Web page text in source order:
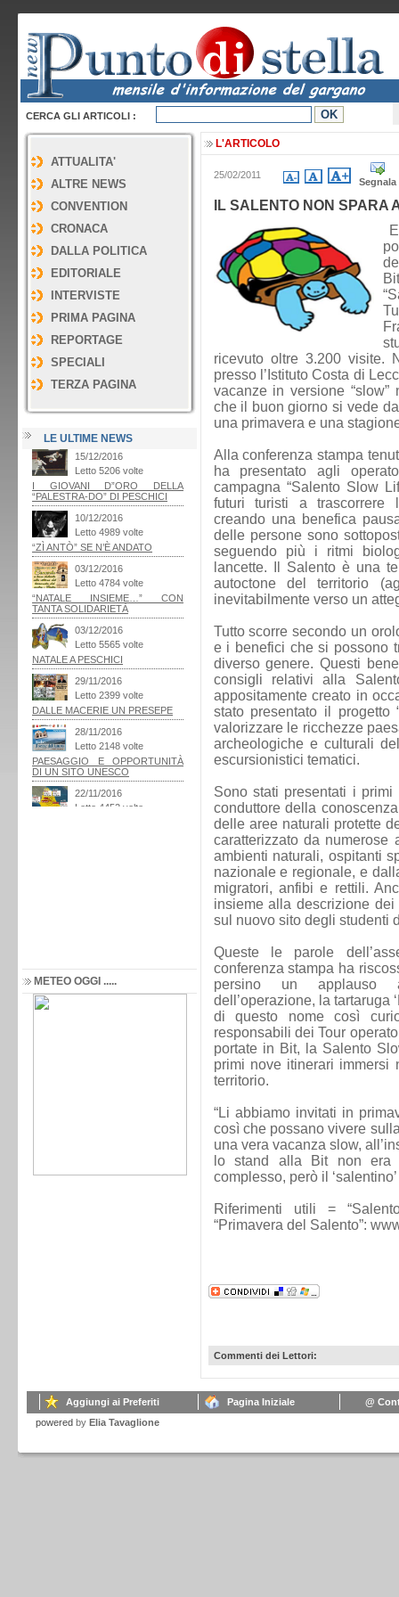
CERCA GLI ARTICOLI :
ATTUALITA'
ALTRE NEWS
CONVENTION
CRONACA
DALLA POLITICA
EDITORIALE
INTERVISTE
PRIMA PAGINA
REPORTAGE
SPECIALI
TERZA PAGINA
LE ULTIME NEWS
METEO OGGI .....
L'ARTICOLO
25/02/2011
Segnala
IL SALENTO NON SPARA
ricevuto oltre 3.200 visite.
presso l’Istituto Costa di
vacanze in versione
che il buon giorno si vede
una primavera e una
Alla conferenza stampa
ha presentato agli
campagna “Salento Slow
futuri turisti a trascorrere
creando una benefica
delle persone sono
seguendo più i ritmi
lancette. Il Salento è una
autoctone del territorio
inevitabilmente verso un
Tutto scorre secondo un
e i benefici che si possono
diverso genere. Questi
consigli relativi alla
appositamente creato in
stato presentato il progetto
valorizzare le ricchezze
archeologiche e culturali
escursionistici tematici.
Sono stati presentati i
conduttore della
delle aree naturali protette
caratterizzato da numerose
ambienti naturali, ospitanti
nazionale e regionale, e
migratori, anfibi e rettili.
insieme alla descrizione
sul nuovo sito degli studenti
Queste le parole
conferenza stampa ha
persino un applauso
dell’operazione, la tartaruga
di questo nome così
responsabili dei Tour
portate in Bit, la Salento
primi nove itinerari immersi
territorio.
“Li abbiamo invitati in
così che possano vivere
una vera vacanza slow,
lo stand alla Bit non
complesso, però il
Riferimenti utili =
“Primavera del Salento”:
Commenti dei Lettori:
Aggiungi ai Preferiti Pagina Iniziale
@
powered by Elia Tavaglione